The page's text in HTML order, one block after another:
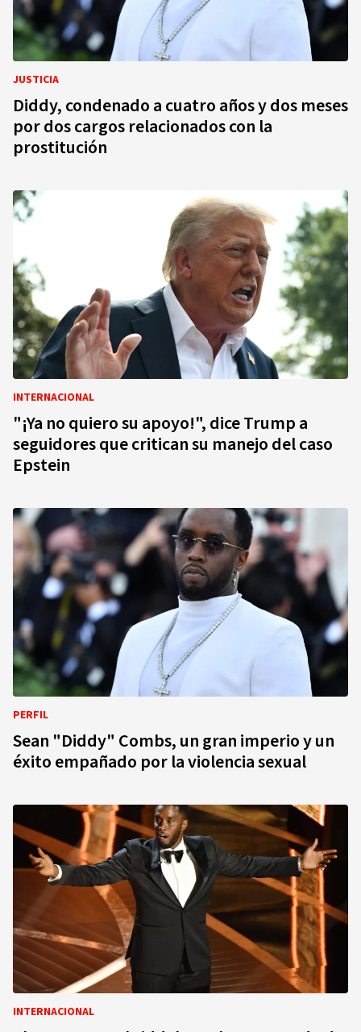
JUSTICIA
Diddy, condenado a cuatro años y dos meses
por dos cargos relacionados con la
prostitución
INTERNACIONAL
"¡Ya no quiero su apoyo!", dice Trump a
seguidores que critican su manejo del caso
Epstein
PERFIL
Sean "Diddy" Combs, un gran imperio y un
éxito empañado por la violencia sexual
INTERNACIONAL